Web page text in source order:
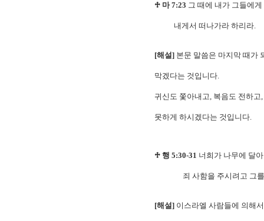
♱ 마 7:23 그 때에 내가 그들에
내게서 떠나가라 하리라.
[해설] 본문 말씀은 마지막 때가
막겠다는 것입니다.
귀신도 쫓아내고, 복음도 전하
못하게 하시겠다는 것입니다.
♱ 행 5:30-31 너희가 나무에 달
죄 사함을 주시려고 그를 오
[해설] 이스라엘 사람들에 의해